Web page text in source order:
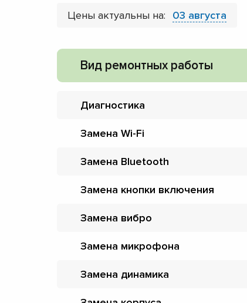
Цены актуальны на: 03 августа
Вид ремонтных работы
Диагностика
Замена Wi-Fi
Замена Bluetooth
Замена кнопки включения
Замена вибро
Замена микрофона
Замена динамика